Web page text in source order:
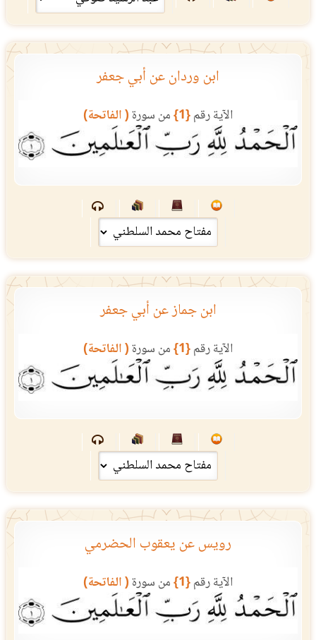
ابن وردان عن أبي جعفر
الآية رقم{1} من سورة( الفاتحة)
ابن جماز عن أبي جعفر
الآية رقم{1} من سورة( الفاتحة)
رويس عن يعقوب الحضرمي
الآية رقم{1} من سورة( الفاتحة)